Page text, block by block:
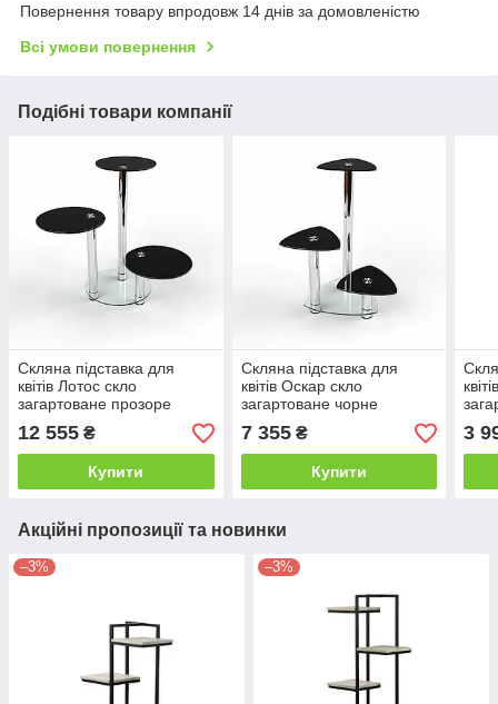
Повернення товару впродовж 14 днів за домовленістю
Всі умови повернення
Подібні товари компанії
Скляна підставка для
квітів Лотос скло
загартоване прозоре
фарбування чорне
80х80х70 см (БЦ-стіл ТМ)
12 555 ₴
Купити
Скляна підставка для
квітів Оскар скло
загартоване чорне
прозоре фарбування
55х55х70 см (БЦ-стіл ТМ)
7 355₴
Купити
3
Акційні пропозиції та новинки
–3% –3%